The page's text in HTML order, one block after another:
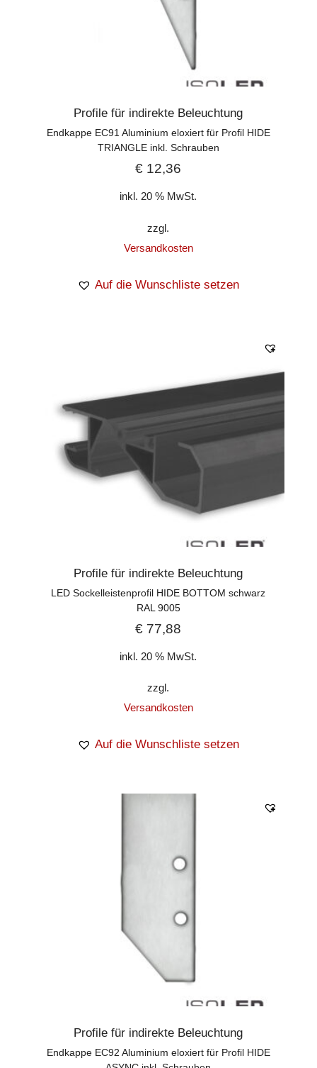
Profile für indirekte Beleuchtung
Endkappe EC91 Aluminium eloxiert für Profil HIDE
TRIANGLE inkl. Schrauben
€ 12,36
inkl. 20 % MwSt.
zzgl.
Versandkosten
Auf die Wunschliste setzen
Profile für indirekte Beleuchtung
LED Sockelleistenprofil HIDE BOTTOM schwarz
RAL 9005
€ 77,88
inkl. 20 % MwSt.
zzgl.
Versandkosten
Auf die Wunschliste setzen
Profile für indirekte Beleuchtung
Endkappe EC92 Aluminium eloxiert für Profil HIDE